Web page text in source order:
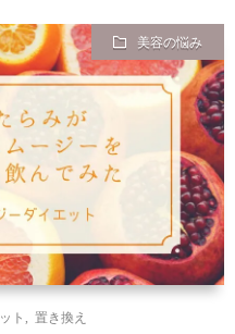
セ
プ
ト
ん
で
ほ
し
せ
ゴ
リ
ー
一
イ
ト
マ
ッ
プ
ラ
イ
バ
美容の悩み
ト 置き換え